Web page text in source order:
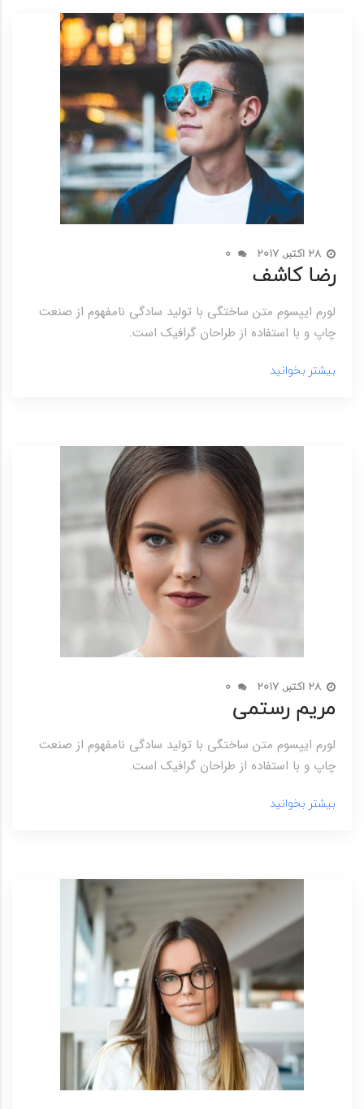
28 اکتبر, 2017 0
رضا کاشف
لورم ایپسوم متن ساختگی با تولید سادگی نامفهوم از صنعت
چاپ و با استفاده از طراحان گرافیک است.
بیشتر بخوانید
28 اکتبر, 2017 0
مریم رستمی
لورم ایپسوم متن ساختگی با تولید سادگی نامفهوم از صنعت
چاپ و با استفاده از طراحان گرافیک است.
بیشتر بخوانید